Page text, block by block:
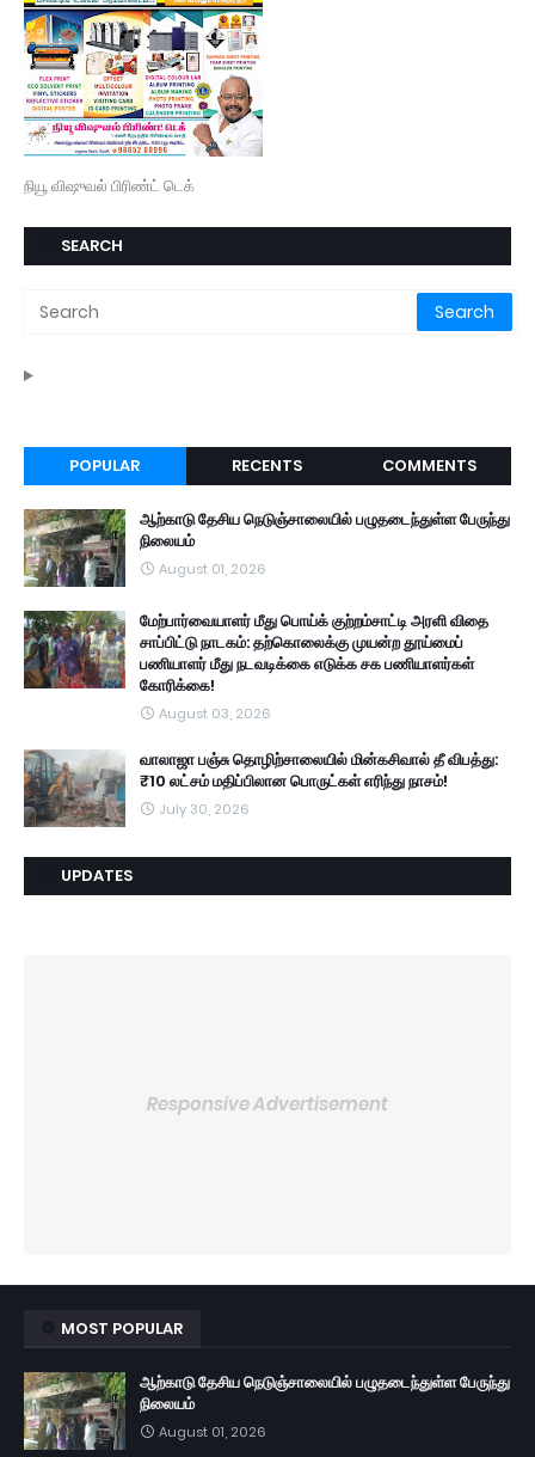
நியூ விஷுவல் பிரிண்ட் டெக்
SEARCH
POPULAR RECENTS COMMENTS
ஆற்காடு தேசிய நெடுஞ்சாலையில் பழுதடைந்துள்ள பேருந்து
நிலையம்
August 01, 2026
மேற்பார்வையாளர் மீது பொய்க் குற்றம்சாட்டி அரளி விதை
சாப்பிட்டு நாடகம்: தற்கொலைக்கு முயன்ற தூய்மைப்
பணியாளர் மீது நடவடிக்கை எடுக்க சக பணியாளர்கள்
கோரிக்கை!
August 03, 2026
வாலாஜா பஞ்சு தொழிற்சாலையில் மின்கசிவால் தீ விபத்து:
₹10 லட்சம் மதிப்பிலான பொருட்கள் எரிந்து நாசம்!
July 30, 2026
UPDATES
Responsive Advertisement
MOST POPULAR
ஆற்காடு தேசிய நெடுஞ்சாலையில் பழுதடைந்துள்ள பேருந்து
நிலையம்
August 01, 2026